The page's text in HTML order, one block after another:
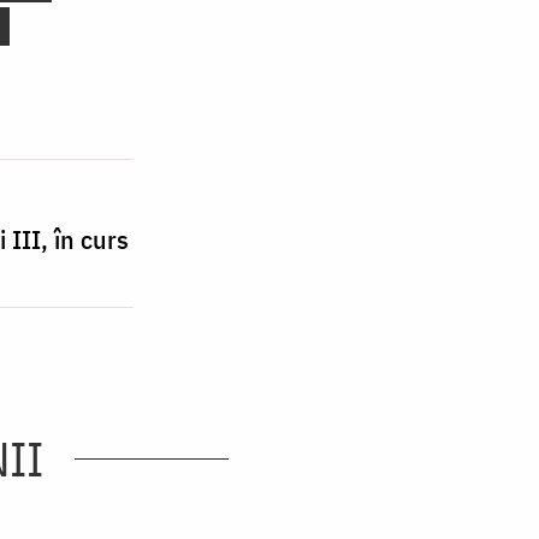
III, în curs